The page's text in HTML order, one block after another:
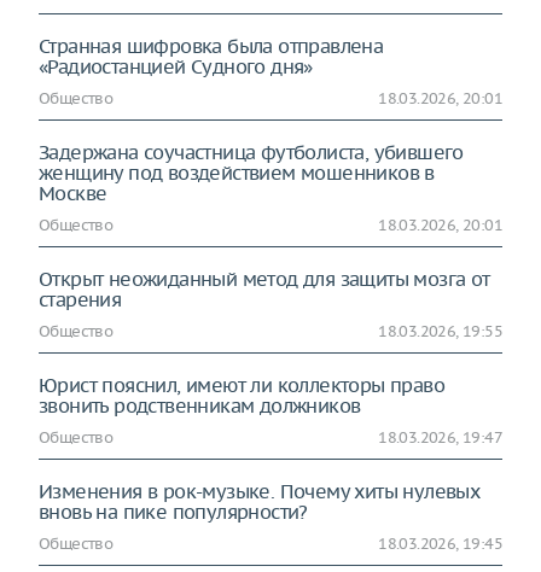
Странная шифровка была отправлена
«Радиостанцией Судного дня»
Общество 18.03.2026, 20:01
Задержана соучастница футболиста, убившего
женщину под воздействием мошенников в
Москве
Общество 18.03.2026, 20:01
Открыт неожиданный метод для защиты мозга от
старения
Общество 18.03.2026, 19:55
Юрист пояснил, имеют ли коллекторы право
звонить родственникам должников
Общество 18.03.2026, 19:47
Изменения в рок-музыке. Почему хиты нулевых
вновь на пике популярности?
Общество 18.03.2026, 19:45